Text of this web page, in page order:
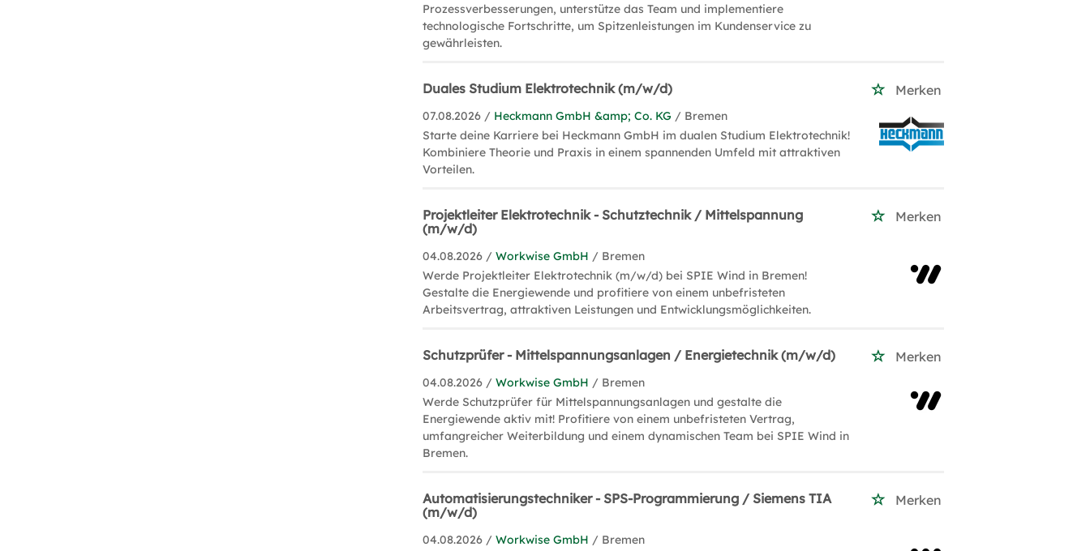
Prozessverbesserungen, unterstütze das Team und implementiere
technologische Fortschritte, um Spitzenleistungen im Kundenservice zu
gewährleisten.
Duales Studium Elektrotechnik (m/w/d) Merken
07.08.2026 / Heckmann GmbH &amp; Co. KG / Bremen
Starte deine Karriere bei Heckmann GmbH im dualen Studium Elektrotechnik!
Kombiniere Theorie und Praxis in einem spannenden Umfeld mit attraktiven
Vorteilen.
Projektleiter Elektrotechnik - Schutztechnik / Mittelspannung
(m/w/d)
Merken
04.08.2026 /Workwise GmbH / Bremen
Werde Projektleiter Elektrotechnik (m/w/d) bei SPIE Wind in Bremen!
Gestalte die Energiewende und profitiere von einem unbefristeten
Arbeitsvertrag, attraktiven Leistungen und Entwicklungsmöglichkeiten.
Schutzprüfer - Mittelspannungsanlagen / Energietechnik (m/w/d) Merken
04.08.2026 /Workwise GmbH / Bremen
Werde Schutzprüfer für Mittelspannungsanlagen und gestalte die
Energiewende aktiv mit! Profitiere von einem unbefristeten Vertrag,
umfangreicher Weiterbildung und einem dynamischen Team bei SPIE Wind in
Bremen.
Automatisierungstechniker - SPS-Programmierung / Siemens TIA
(m/w/d)
Merken
04.08.2026 /Workwise GmbH / Bremen